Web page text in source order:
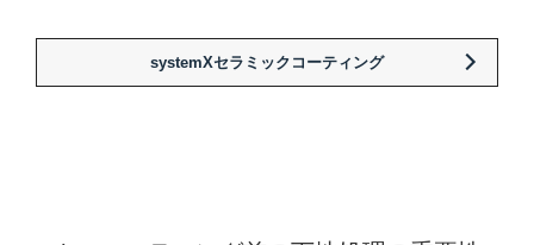
systemXセラミックコーティング